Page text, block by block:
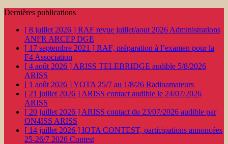
Dernières publications
[ 8 juillet 2026 ] RAF revue juillet/aout 2026 Administrations
ANFR ARCEP DGE
[ 17 septembre 2021 ] RAF, préparation à l’examen pour la
F4 Association
[ 4 août 2026 ] ARISS TELEBRIDGE audible 5/8/2026
ARISS
[ 1 août 2026 ]YOTA 25/7 au 1/8/26 Radioamateurs
[ 21 juillet 2026 ] ARISS contact audible le 24/07/2026
ARISS
[ 20 juillet 2026 ] ARISS contact du 23/07/2026 audible par
ON4ISS ARISS
[ 14 juillet 2026 ] IOTA CONTEST, participations annoncées
25-26/7 2026 Contest